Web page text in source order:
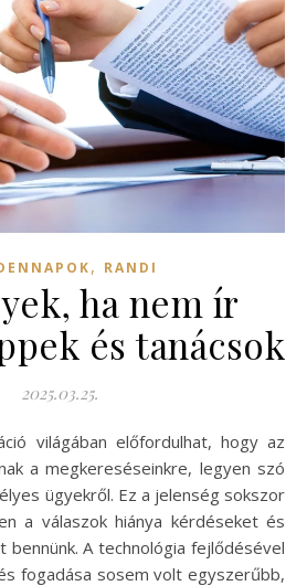
, RANDI
ha nem ír
és tanácsok
2025.03.25.
a megkereséseinkre, legyen szó
ügyekről. Ez a jelenség sokszor
a válaszok hiánya kérdéseket és
A technológia fejlődésével
fogadása sosem volt egyszerűbb,